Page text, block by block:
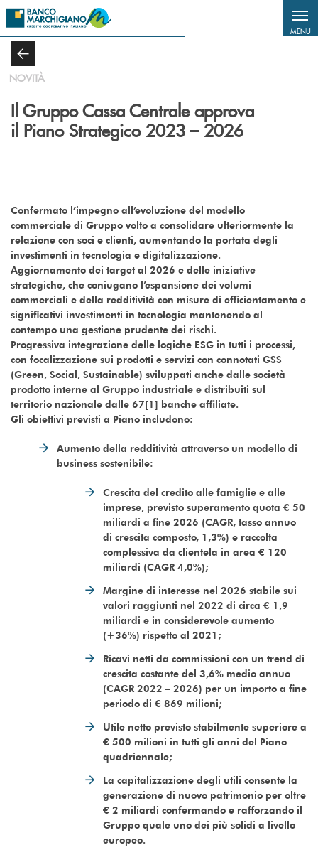
Salta al contenuto principale
MENU
NOVITÀ
Il Gruppo Cassa Centrale approva
il Piano Strategico 2023 – 2026
Confermato l’impegno all’evoluzione del modello
commerciale di Gruppo volto a consolidare ulteriormente la
relazione con soci e clienti, aumentando la portata degli
investimenti in tecnologia e digitalizzazione.
Aggiornamento dei target al 2026 e delle iniziative
strategiche, che coniugano l’espansione dei volumi
commerciali e della redditività con misure di efficientamento e
significativi investimenti in tecnologia mantenendo al
contempo una gestione prudente dei rischi.
Progressiva integrazione delle logiche ESG in tutti i processi,
con focalizzazione sui prodotti e servizi con connotati GSS
(Green, Social, Sustainable) sviluppati anche dalle società
prodotto interne al Gruppo industriale e distribuiti sul
territorio nazionale dalle 67[1] banche affiliate.
Gli obiettivi previsti a Piano includono:
Aumento della redditività attraverso un modello di
business sostenibile:
Crescita del credito alle famiglie e alle
imprese, previsto superamento quota € 50
miliardi a fine 2026 (CAGR, tasso annuo
di crescita composto, 1,3%) e raccolta
complessiva da clientela in area € 120
miliardi (CAGR 4,0%);
Margine di interesse nel 2026 stabile sui
valori raggiunti nel 2022 di circa € 1,9
miliardi e in considerevole aumento
(+36%) rispetto al 2021;
Ricavi netti da commissioni con un trend di
crescita costante del 3,6% medio annuo
(CAGR 2022 – 2026) per un importo a fine
periodo di € 869 milioni;
Utile netto previsto stabilmente superiore a
€ 500 milioni in tutti gli anni del Piano
quadriennale;
La capitalizzazione degli utili consente la
generazione di nuovo patrimonio per oltre
€ 2 miliardi confermando e rafforzando il
Gruppo quale uno dei più solidi a livello
europeo.